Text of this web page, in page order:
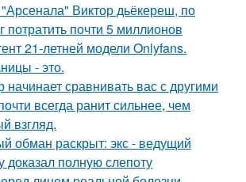
Виктор дьёкереш, по
почти 5 миллионов
21-летней модели Onlyfans.
- это.
начинает сравнивать вас с другими
всегда ранит сильнее, чем
взгляд.
обман раскрыт: экс - ведущий
доказал полную слепоту